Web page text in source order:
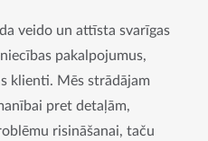
veido un attīsta svarīgas
pakalpojumus,
klienti. Mēs strādājam
pret detaļām,
risināšanai, taču